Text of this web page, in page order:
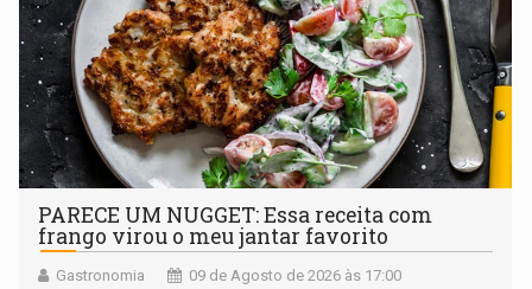
PARECE UM NUGGET: Essa receita com
frango virou o meu jantar favorito
Gastronomia 09 de Agosto de 2026 às 17:00